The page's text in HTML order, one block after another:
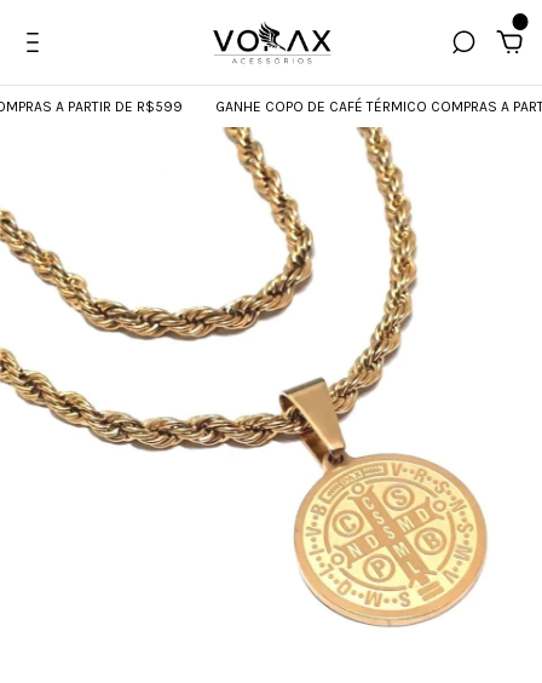
A PARTIR DE R$599 GANHE COPO DE CAFÉ TÉRMICO COMPRAS A